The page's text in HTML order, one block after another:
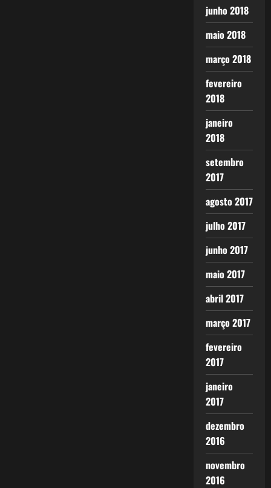
junho 2018
maio 2018
março 2018
fevereiro
2018
janeiro
2018
setembro
2017
agosto 2017
julho 2017
junho 2017
maio 2017
abril 2017
março 2017
fevereiro
2017
janeiro
2017
dezembro
2016
novembro
2016